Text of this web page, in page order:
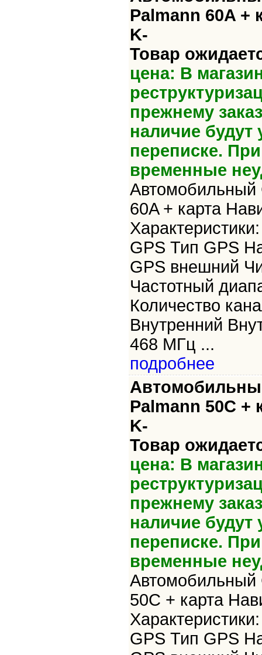
Palmann 60A +
K-
Товар
цена: В
прежнему
наличие будут
переписке.
временные
Автомобильный
60A + карта
GPS Тип GPS
GPS внешний
Частотный
Количество
Внутренний
468 МГц ...
подробнее
Palmann 50C +
K-
Товар
цена: В
прежнему
наличие будут
переписке.
временные
Автомобильный
50C + карта
GPS Тип GPS